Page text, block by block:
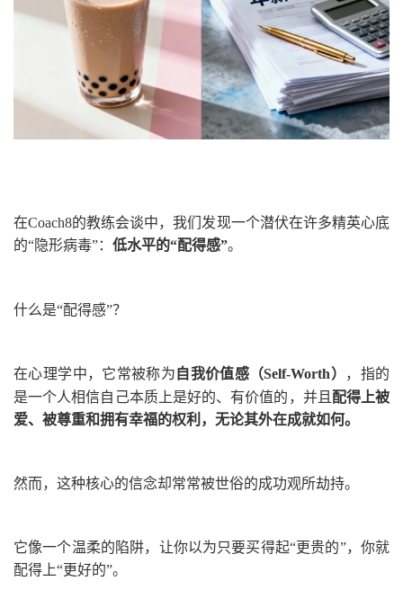
在Coach8的教练会谈中，我们发现一个潜伏在许多精英心底
的“隐形病毒”： 低水平的“配得感”。
什么是“配得感”？
在心理学中，它常被称为 自我价值感 （Self-Worth）
，指的
是一个人相信自己本质上是好的、有价值的，并且 配得上被
爱、被尊重和拥有幸福的权利，无论其外在成就如何。
然而，这种核心的信念却常常被世俗的成功观所劫持。
它像一个温柔的陷阱，让你以为只要买得起“更贵的”，你就
配得上“更好的”。